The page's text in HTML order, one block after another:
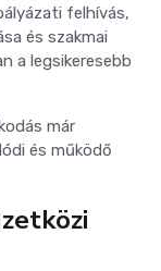
felhívás,
és szakmai
a legsikeresebb
már
és működő